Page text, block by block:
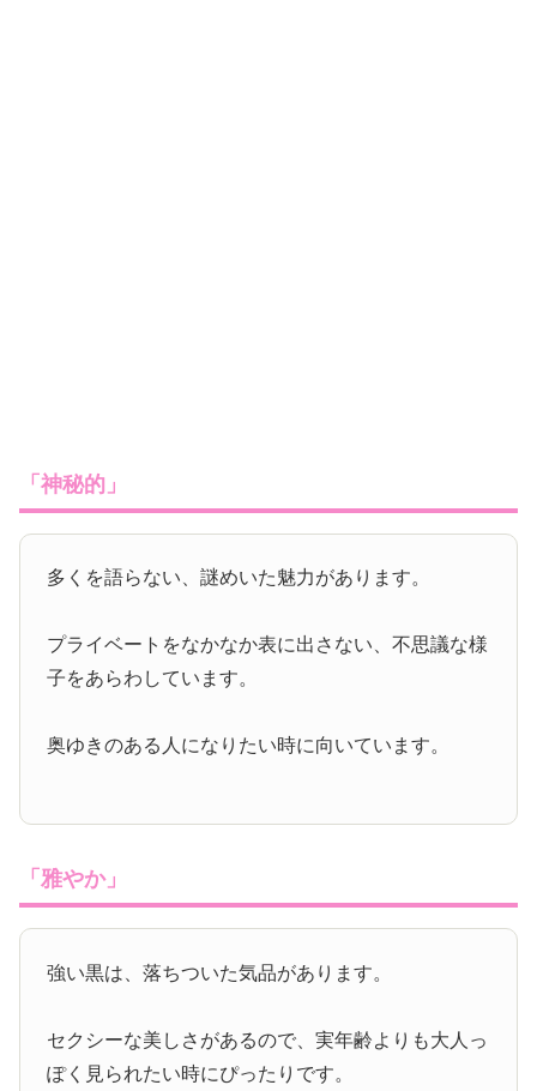
「神秘的」
多くを語らない、謎めいた魅力があります。
プライベートをなかなか表に出さない、不思議な様
子をあらわしています。
奥ゆきのある人になりたい時に向いています。
「雅やか」
強い黒は、落ちついた気品があります。
セクシーな美しさがあるので、実年齢よりも大人っ
ぽく見られたい時にぴったりです。